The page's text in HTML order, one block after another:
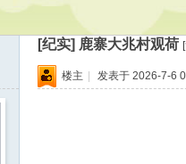
[纪实] 鹿寨大兆村观荷
楼主 | 发表于 2026-7-6